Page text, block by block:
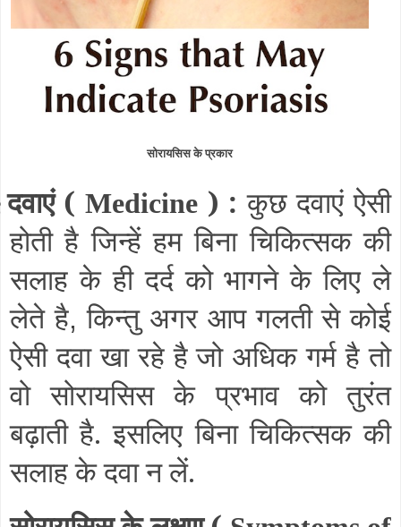
सोरायसिस के प्रकार
दवाएं ( Medicine ) :कुछ दवाएं ऐसी
होती है जिन्हें हम बिना चिकित्सक की
सलाह के ही दर्द को भागने के लिए ले
लेते है,किन्तु अगर आप गलती से कोई
ऐसी दवा खा रहे है जो अधिक गर्म है तो
वो सोरायसिस के प्रभाव को तुरंत
बढ़ाती है. इसलिए बिना चिकित्सक की
सलाह के दवा न लें.